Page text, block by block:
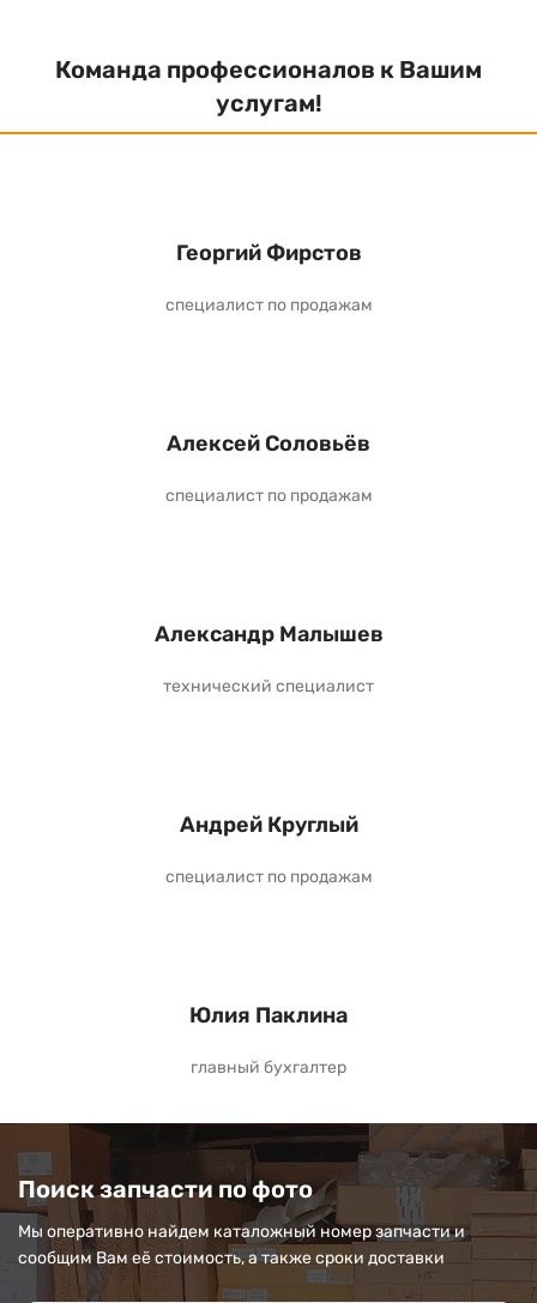
Команда профессионалов к Вашим
услугам!
Георгий Фирстов
специалист по продажам
Алексей Соловьёв
специалист по продажам
Александр Малышев
технический специалист
Андрей Круглый
специалист по продажам
Юлия Паклина
главный бухгалтер
Поиск запчасти по фото
Мы оперативно найдем каталожный номер запчасти и
сообщим Вам её стоимость, а также сроки доставки